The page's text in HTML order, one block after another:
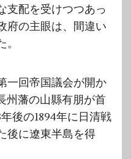
支配を受けつつあっ
府の主眼は、間違い
一回帝国議会が開か
州藩の山縣有朋が首
後の1894年に日清戦
後に遼東半島を得